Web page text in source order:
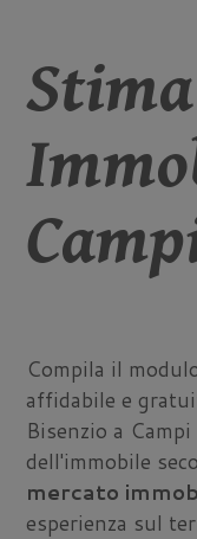
Stima
Compila il
affidabile e
Bisenzio a
dell'immobile
mercato
esperienza sul